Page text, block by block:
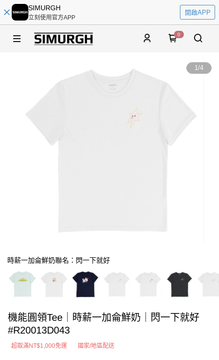
SIMURGH
立刻使用官方APP
開啟APP
0
1/4
時薪一加侖鮮奶聯名：閃一下就好
機能圓領Tee｜時薪一加侖鮮奶｜閃一下就好
#R20013D043
超取滿NT$1,000免運 國家/地區配送